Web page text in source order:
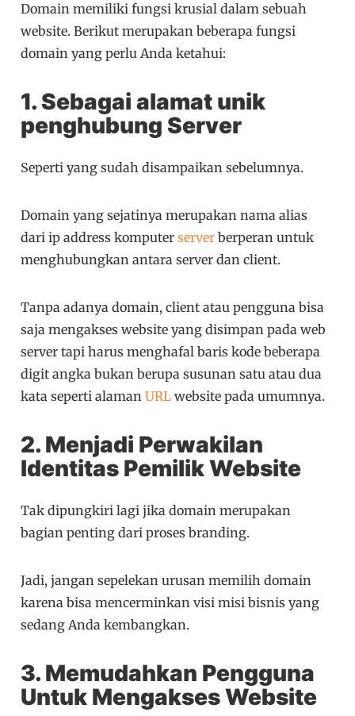
Domain memiliki fungsi krusial dalam sebuah
website. Berikut merupakan beberapa fungsi
domain yang perlu Anda ketahui:
1. Sebagai alamat unik
penghubung Server
Seperti yang sudah disampaikan sebelumnya.
Domain yang sejatinya merupakan nama alias
dari ip address komputerserver berperan untuk
menghubungkan antara server dan client.
Tanpa adanya domain, client atau pengguna bisa
saja mengakses website yang disimpan pada web
server tapi harus menghafal baris kode beberapa
digit angka bukan berupa susunan satu atau dua
kata seperti alamanURL website pada umumnya.
2. Menjadi Perwakilan
Identitas Pemilik Website
Tak dipungkiri lagi jika domain merupakan
bagian penting dari proses branding.
Jadi, jangan sepelekan urusan memilih domain
karena bisa mencerminkan visi misi bisnis yang
sedang Anda kembangkan.
3. Memudahkan Pengguna
Untuk Mengakses Website